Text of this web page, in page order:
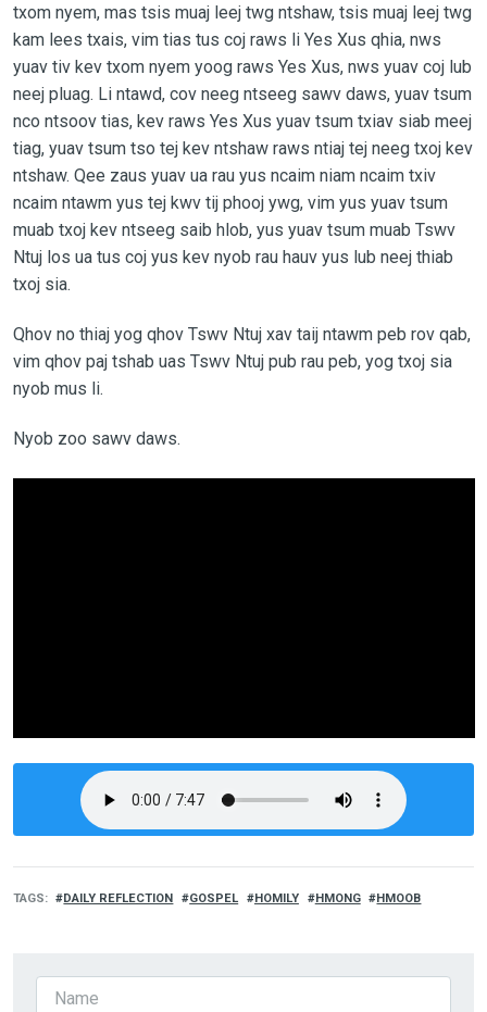
txom nyem, mas tsis muaj leej twg ntshaw, tsis muaj leej twg
kam lees txais, vim tias tus coj raws li Yes Xus qhia, nws
yuav tiv kev txom nyem yoog raws Yes Xus, nws yuav coj lub
neej pluag. Li ntawd, cov neeg ntseeg sawv daws, yuav tsum
nco ntsoov tias, kev raws Yes Xus yuav tsum txiav siab meej
tiag, yuav tsum tso tej kev ntshaw raws ntiaj tej neeg txoj kev
ntshaw. Qee zaus yuav ua rau yus ncaim niam ncaim txiv
ncaim ntawm yus tej kwv tij phooj ywg, vim yus yuav tsum
muab txoj kev ntseeg saib hlob, yus yuav tsum muab Tswv
Ntuj los ua tus coj yus kev nyob rau hauv yus lub neej thiab
txoj sia.
Qhov no thiaj yog qhov Tswv Ntuj xav taij ntawm peb rov qab,
vim qhov paj tshab uas Tswv Ntuj pub rau peb, yog txoj sia
nyob mus li.
Nyob zoo sawv daws.
TAGS DAILY REFLECTION GOSPEL HOMILY HMONG HMOOB